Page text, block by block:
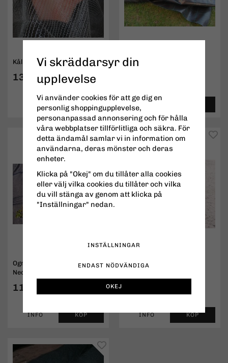
Kålnät / Bärnät
136 kr
KÖP
Marktäckväv
INFO
Ogräsduk Biologisk
Nedbrytbar (Biocovers)
119 kr
INFO KÖP
Droppslang
INFO KÖP
Vi skräddarsyr din
upplevelse
Vi använder cookies för att ge dig en
personlig shoppingupplevelse,
personanpassad annonsering och för hålla
våra webbplatser tillförlitliga och säkra. För
detta ändamål samlar vi in information om
användarna, deras mönster och deras
enheter.
Klicka på "Okej" om du tillåter alla cookies
eller välj vilka cookies du tillåter och vilka
du vill stänga av genom att klicka på
"Inställningar" nedan.
INSTÄLLNINGAR
ENDAST NÖDVÄNDIGA
OKEJ